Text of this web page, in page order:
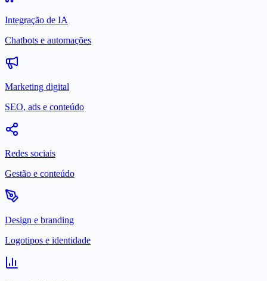
Integração de IA
Chatbots e automações
Marketing digital
SEO, ads e conteúdo
Redes sociais
Gestão e conteúdo
Design e branding
Logotipos e identidade